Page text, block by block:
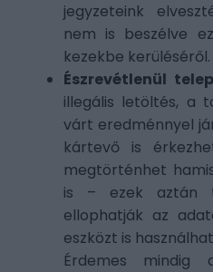
jegyzeteink
nem is beszélve
kezekbe kerüléséről.
Észrevétlenül
illegális letöltés, a
várt eredménnyel
kártevő is
megtörténhet
is – ezek aztán
ellophatják az
eszközt is
Érdemes mindig